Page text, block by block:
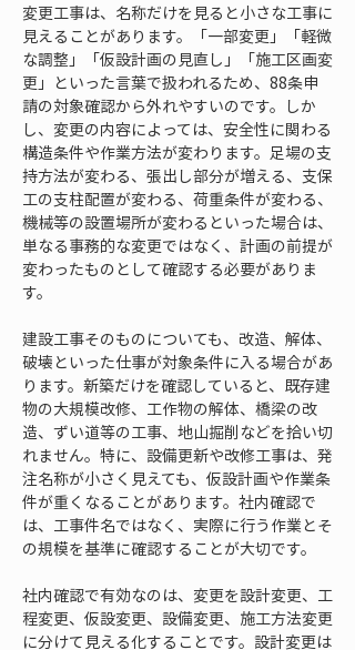
変更工事は、名称だけを見ると小さな工事に
見えることがあります。「一部変更」「軽微
な調整」「仮設計画の見直し」「施工区画変
更」といった言葉で扱われるため、88条申
請の対象確認から外れやすいのです。しか
し、変更の内容によっては、安全性に関わる
構造条件や作業方法が変わります。足場の支
持方法が変わる、張出し部分が増える、支保
工の支柱配置が変わる、荷重条件が変わる、
機械等の設置場所が変わるといった場合は、
単なる事務的な変更ではなく、計画の前提が
変わったものとして確認する必要がありま
す。
建設工事そのものについても、改造、解体、
破壊といった仕事が対象条件に入る場合があ
ります。新築だけを確認していると、既存建
物の大規模改修、工作物の解体、橋梁の改
造、ずい道等の工事、地山掘削などを拾い切
れません。特に、設備更新や改修工事は、発
注名称が小さく見えても、仮設計画や作業条
件が重くなることがあります。社内確認で
は、工事件名ではなく、実際に行う作業とそ
の規模を基準に確認することが大切です。
社内確認で有効なのは、変更を設計変更、工
程変更、仮設変更、設備変更、施工方法変更
に分けて見える化することです。設計変更は